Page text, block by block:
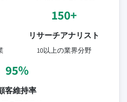
150+
リサーチアナリスト
10以上の業界分野
95%
客維持率